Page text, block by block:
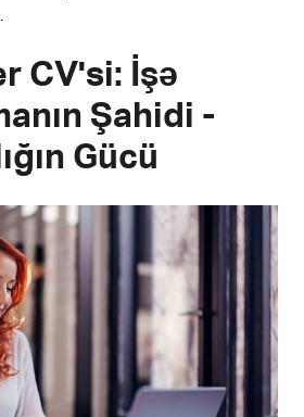
CV'si: İşə
Şahidi -
Gücü